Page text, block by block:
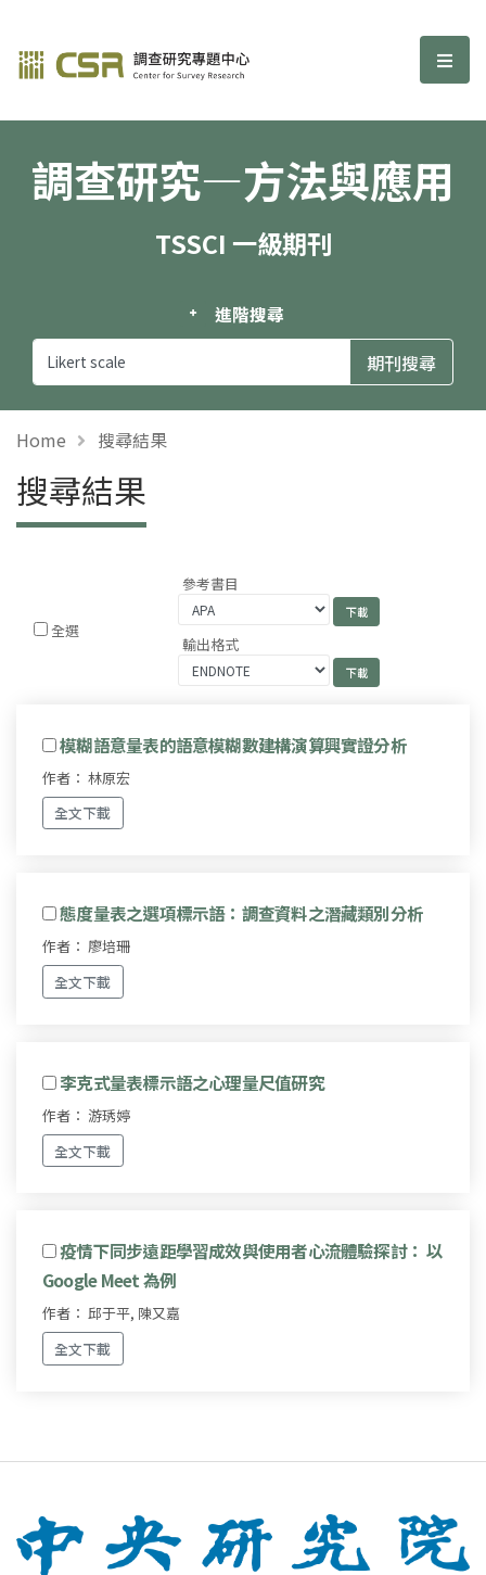
調查研究—方法與應用期刊 選
調查研究—方法與應用
TSSCI 一級期刊
進階搜尋
Home 搜尋結果
搜尋結果
全選
參考書目
輸出格式
模糊語意量表的語意模糊數建構演算興實證分析
作者： 林原宏
全文下載
態度量表之選項標示語：調查資料之潛藏類別分析
作者： 廖培珊
全文下載
李克式量表標示語之心理量尺值研究
作者： 游琇婷
全文下載
疫情下同步遠距學習成效與使用者心流體驗探討： 以
Google Meet 為例
作者： 邱于平, 陳又嘉
全文下載